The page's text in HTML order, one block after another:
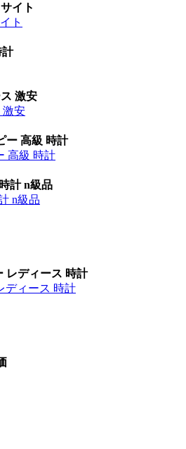
イト
ト
計
激安
激安
ー 高級 時計
高級 時計
計 n級品
n級品
レディース 時計
ディース 時計